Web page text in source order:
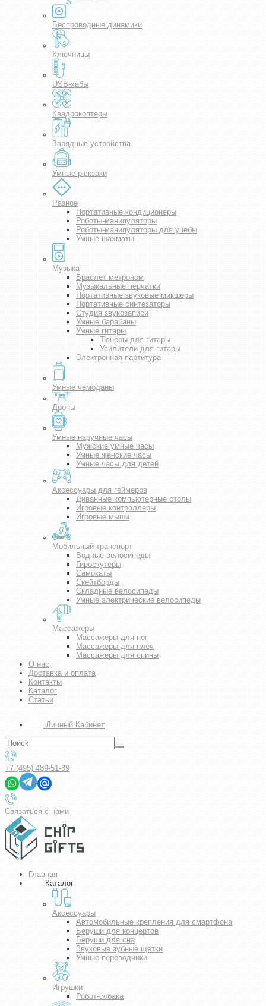
Беспроводные динамики
Ключницы
USB-хабы
Квадрокоптеры
Зарядные устройства
Умные рюкзаки
Разное
Портативные кондиционеры
Роботы-манипуляторы
Роботы-манипуляторы для учебы
Умные шахматы
Музыка
Браслет метроном
Музыкальные перчатки
Портативные звуковые микшеры
Портативные синтезаторы
Студия звукозаписи
Умные барабаны
Умные гитары
Тюнеры для гитары
Усилители для гитары
Электронная партитура
Умные чемоданы
Дроны
Умные наручные часы
Мужские умные часы
Умные женские часы
Умные часы для детей
Аксессуары для геймеров
Диванные компьютерные столы
Игровые контроллеры
Игровые мыши
Мобильный транспорт
Водные велосипеды
Гироскутеры
Самокаты
Скейтборды
Складные велосипеды
Умные электрические велосипеды
Массажеры
Массажеры для ног
Массажеры для плеч
Массажеры для спины
О нас
Доставка и оплата
Контакты
Каталог
Статьи
Личный Кабинет
+7 (495) 489-51-39
Связаться с нами
Главная
Каталог
Аксессуары
Автомобильные крепления для смартфона
Беруши для концертов
Беруши для сна
Звуковые зубные щетки
Умные переводчики
Игрушки
Робот-собака